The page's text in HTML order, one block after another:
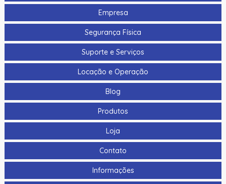
Empresa
Segurança Física
Suporte e Serviços
Locação e Operação
Blog
Produtos
Loja
Contato
Informações